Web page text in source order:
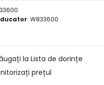
: W833600
la Lista de dorințe
prețul